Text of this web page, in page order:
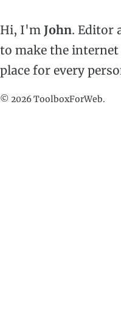
Hi, I'm John. Editor
to make the
place for every
© 2026 ToolboxForWeb.